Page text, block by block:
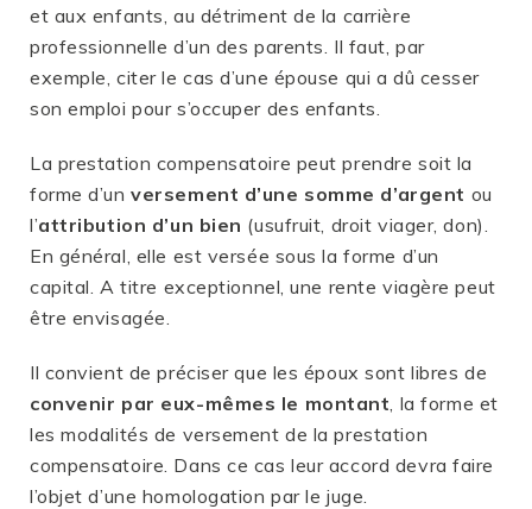
et aux enfants, au détriment de la carrière
professionnelle d’un des parents. Il faut, par
exemple, citer le cas d’une épouse qui a dû cesser
son emploi pour s’occuper des enfants.
La prestation compensatoire peut prendre soit la
forme d’unversement d’une somme d’argent ou
l’attribution d’un bien (usufruit, droit viager, don).
En général, elle est versée sous la forme d’un
capital. A titre exceptionnel, une rente viagère peut
être envisagée.
Il convient de préciser que les époux sont libres de
convenir par eux-mêmes le montant, la forme et
les modalités de versement de la prestation
compensatoire. Dans ce cas leur accord devra faire
l’objet d’une homologation par le juge.